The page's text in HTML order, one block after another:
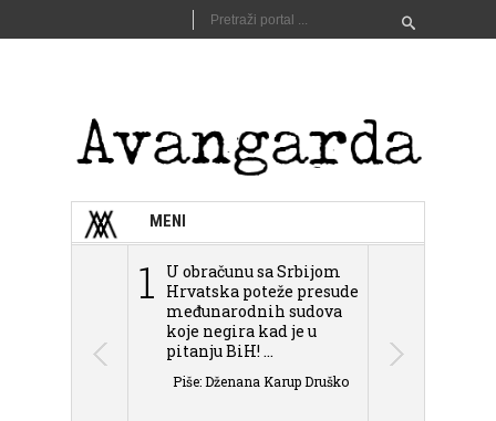
MENI
1
U obračunu sa Srbijom
Hrvatska poteže presude
međunarodnih sudova
koje negira kad je u
pitanju BiH! ...
Piše: Dženana Karup Druško